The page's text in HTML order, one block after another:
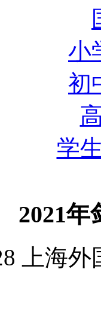
小
初
学
2021年
上海